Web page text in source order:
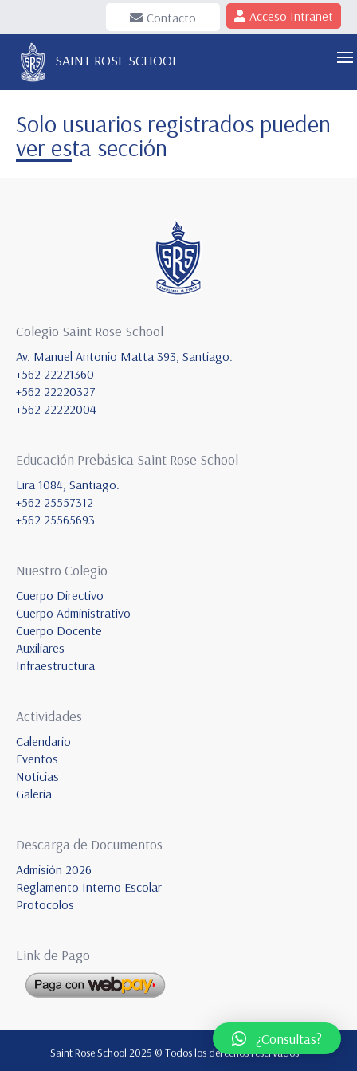
Contacto Acceso Intranet
SAINT ROSE SCHOOL
Solo usuarios registrados pueden
ver esta sección
Colegio Saint Rose School
Av. Manuel Antonio Matta 393, Santiago.
+562 22221360
+562 22220327
+562 22222004
Educación Prebásica Saint Rose School
Lira 1084, Santiago.
+562 25557312
+562 25565693
Nuestro Colegio
Cuerpo Directivo
Cuerpo Administrativo
Cuerpo Docente
Auxiliares
Infraestructura
Actividades
Calendario
Eventos
Noticias
Galería
Descarga de Documentos
Admisión 2026
Reglamento Interno Escolar
Protocolos
Link de Pago
Saint Rose School 2025 © Todos los derechos reservados
¿Consultas?